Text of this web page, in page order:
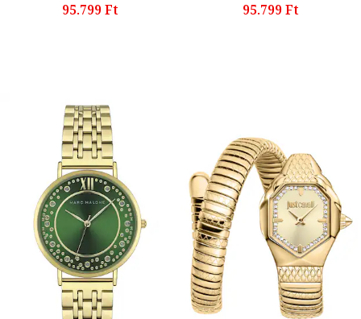
95.799 Ft 95.799 Ft